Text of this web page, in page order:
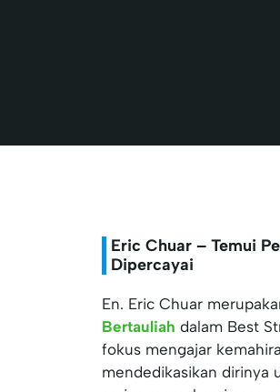
Eric Chuar – Temui
Dipercayai
En. Eric Chuar
Bertauliah dalam Best
fokus mengajar
mendedikasikan dirinya